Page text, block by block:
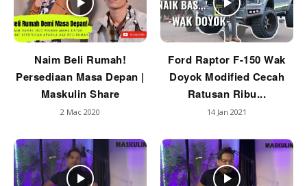
Naim Beli Rumah!
Persediaan Masa Depan |
Maskulin Share
2 Mac 2020
Ford Raptor F-150 Wak
Doyok Modified Cecah
Ratusan Ribu...
14 Jan 2021